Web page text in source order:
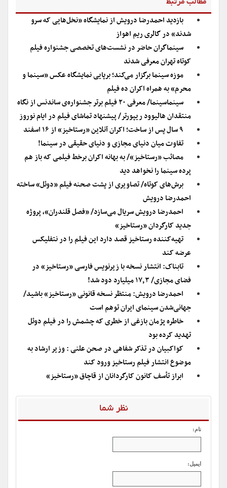
مطالب مرتبط
بازدید احمدرضا درویش از نمایشگاه «نخل‌هایی که سرو
شدند» در گالری ریم اهواز
سینماگران حاضر در نشست‌های تخصصی جشنواره فیلم
کوتاه تهران معرفی شدند
موزه سینما برگزار می‌کند؛ برپایی نمایشگاه عکس «سینما و
محرم» به همراه اکران ده فیلم
سینماسینما/ معرفی ۲۰ فیلم برتر جشنواره‌ی ساندنس از نگاه
منتقدان هالیوود ریپورتر/ پیشنهاد تماشای فیلم در ایام نوروز
۹ سال پس از ساخت؛ اکران آنلاین «رستاخیز» از ۱۶ اسفند
تفاوت میان دنیای مجازی و دنیای حقیقی در سینما!
مصائب «رستاخیز»/ به بهانه اکران برخط فیلمی که باز هم
پرده سینما را نخواهد دید
برش‌های کوتاه/ تصاویری از پشت صحنه فیلم «دوئل» ساخته
احمدرضا درویش
احمدرضا درویش سریال می‌سازد/ «فصل قلندران»، پروژه
جدید کارگردان «رستاخیز»
تهیه‌کننده رستاخیز قصد دارد این فیلم را در نتفلیکس
عرضه کند
تابناک: انتشار نسخه با زیرنویس فارسی «رستاخیز» در
فضای مجازی/ ۱۷٫۳ میلیارد دود شد!
احمدرضا درویش: منتظر نسخه قانونی «رستاخیز» باشید/
جهانی‌شدن سینمای ایران توهم است
خاطره پژمان بازغی از خطری که چشمش را در فیلم دوئل
تهدید کرده بود
کواکبیان در تذکر شفاهی در صحن علنی : وزیر ارشاد به
موضوع انتشار فیلم رستاخیز ورود کند
ابراز تأسف کانون کارگردانان از قاچاق «رستاخیز»
نظر شما
نام:
ایمیل: